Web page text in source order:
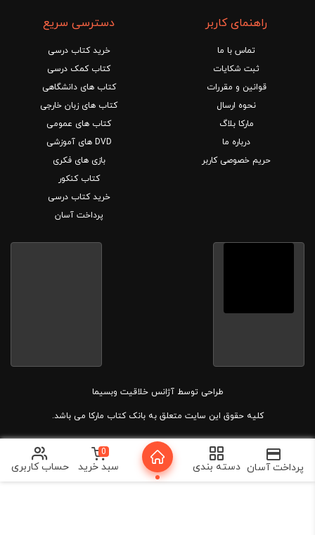
راهنمای کاربر
تماس با ما
ثبت شکایات
قوانین و مقررات
نحوه ارسال
مارکا بلاگ
درباره ما
حریم خصوصی کاربر
دسترسی سریع
خرید کتاب درسی
کتاب کمک درسی
کتاب های دانشگاهی
کتاب های زبان خارجی
کتاب های عمومی
DVD های آموزشی
بازی های فکری
کتاب کنکور
خرید کتاب درسی
پرداخت آسان
طراحی توسطآژانس خلاقیت وبسیما
کلیه حقوق این سایت متعلق به بانک کتاب مارکا می باشد.
پرداخت آسان دسته بندی
0
سبد خرید حساب کاربری